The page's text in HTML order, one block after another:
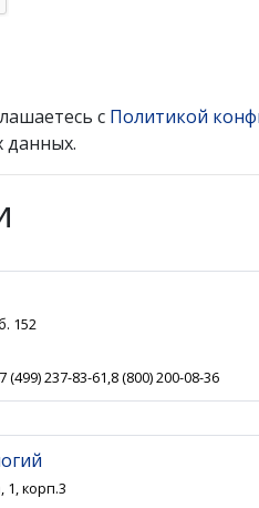
с Политикой
данных.
152
(499) 237-83-61,8 (800) 200-08-36
1, корп.3